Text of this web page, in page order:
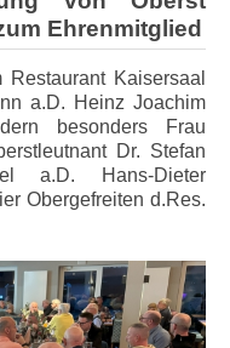
Ehrenmitglied
Kaisersaal
a.D. Heinz Joachim
besonders Frau
Dr. Stefan
a.D. Hans-Dieter
Obergefreiten d.Res.